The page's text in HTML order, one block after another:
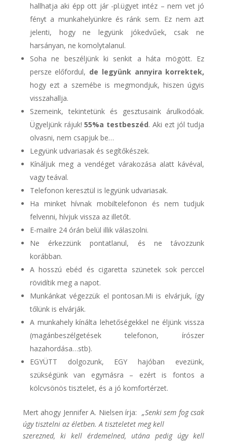
hallhatja aki épp ott jár -pl.ügyet intéz – nem vet jó
fényt a munkahelyünkre és ránk sem. Ez nem azt
jelenti, hogy ne legyünk jókedvűek, csak ne
harsányan, ne komolytalanul.
Soha ne beszéljünk ki senkit a háta mögött. Ez
persze előfordul, de legyünk annyira korrektek,
hogy ezt a szemébe is megmondjuk, hiszen úgyis
visszahallja.
Szemeink, tekintetünk és gesztusaink árulkodóak.
Ügyeljünk rájuk!55%a testbeszéd. Aki ezt jól tudja
olvasni, nem csapjuk be…
Legyünk udvariasak és segítőkészek.
Kínáljuk meg a vendéget várakozása alatt kávéval,
vagy teával.
Telefonon keresztül is legyünk udvariasak.
Ha minket hívnak mobiltelefonon és nem tudjuk
felvenni, hívjuk vissza az illetőt.
E-mailre 24 órán belül illik válaszolni.
Ne érkezzünk pontatlanul, és ne távozzunk
korábban.
A hosszú ebéd és cigaretta szünetek sok perccel
rövidítik meg a napot.
Munkánkat végezzük el pontosan.Mi is elvárjuk, így
tőlünk is elvárják.
A munkahely kínálta lehetőségekkel ne éljünk vissza
(magánbeszélgetések telefonon, írószer
hazahordása…stb).
EGYÜTT dolgozunk, EGY hajóban evezünk,
szükségünk van egymásra – ezért is fontos a
kölcvsönös tisztelet, és a jó komfortérzet.
Mert ahogy Jennifer A. Nielsen írja: „Senki sem fog csak
úgy tisztelni az életben. A tiszteletet meg kell
szerezned, ki kell érdemelned, utána pedig úgy kell